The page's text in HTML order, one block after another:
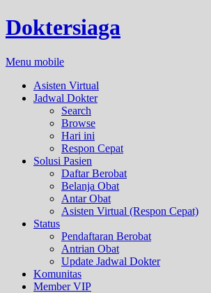
Doktersiaga
Menu mobile
Asisten Virtual
Jadwal Dokter
Search
Browse
Hari ini
Respon Cepat
Solusi Pasien
Daftar Berobat
Belanja Obat
Antar Obat
Asisten Virtual (Respon Cepat)
Status
Pendaftaran Berobat
Antrian Obat
Update Jadwal Dokter
Komunitas
Member VIP